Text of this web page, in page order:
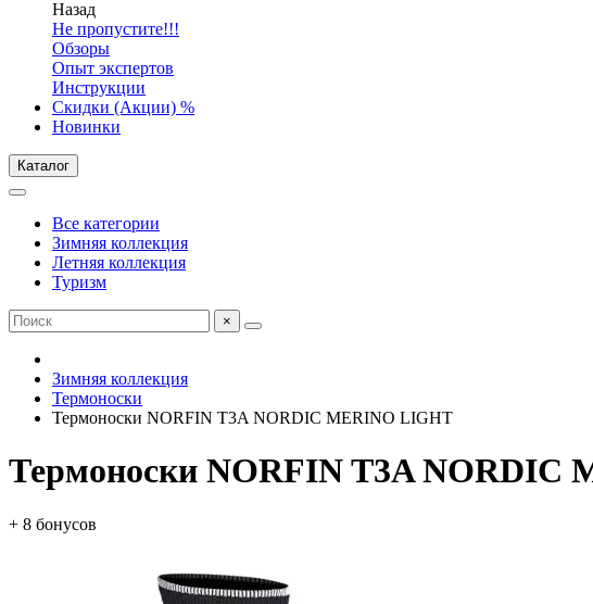
Назад
Не пропустите!!!
Обзоры
Опыт экспертов
Инструкции
Скидки (Акции) %
Новинки
Каталог
Все категории
Зимняя коллекция
Летняя коллекция
Туризм
×
Зимняя коллекция
Термоноски
Термоноски NORFIN T3A NORDIC MERINO LIGHT
Термоноски NORFIN T3A NORDIC
+ 8 бонусов